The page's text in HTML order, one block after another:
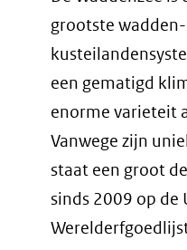
grootste
een gematigd
enorme varieteit
Vanwege zijn
staat een groot
sinds 2009 op de